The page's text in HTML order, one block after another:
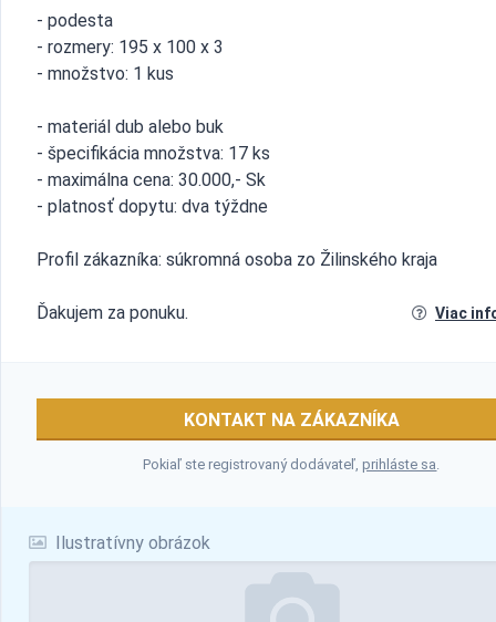
Ilustratívny obrázok
- podesta
- rozmery: 195 x 100 x 3
- množstvo: 1 kus
- materiál dub alebo buk
- špecifikácia množstva: 17 ks
- maximálna cena: 30.000,- Sk
- platnosť dopytu: dva týždne
Profil zákazníka: súkromná osoba zo Žilinského kraja
Ďakujem za ponuku. Viac
KONTAKT NA ZÁKAZNÍKA
Pokiaľ ste registrovaný dodávateľ,prihláste sa.